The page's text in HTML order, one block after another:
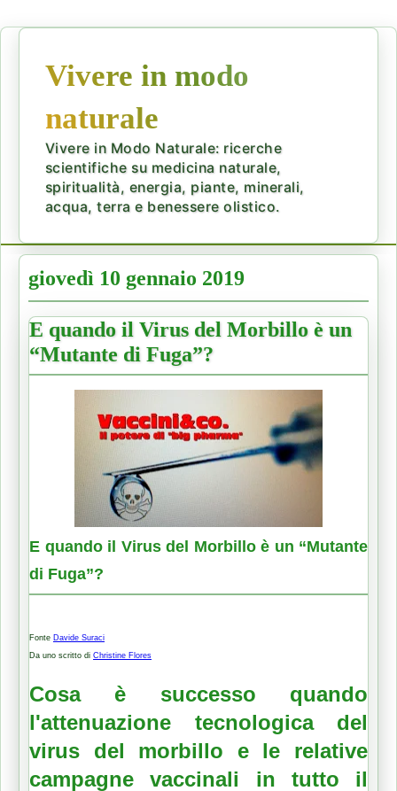
Vivere in modo
naturale
Vivere in Modo Naturale: ricerche
scientifiche su medicina naturale,
spiritualità, energia, piante, minerali,
acqua, terra e benessere olistico.
giovedì 10 gennaio 2019
E quando il Virus del Morbillo è un
“Mutante di Fuga”?
E quando il Virus del Morbillo è un “Mutante
di Fuga”?
Fonte Davide Suraci
Da uno scritto di Christine Flores
Cosa è successo quando
l'attenuazione tecnologica del
virus del morbillo e le relative
campagne vaccinali in tutto il